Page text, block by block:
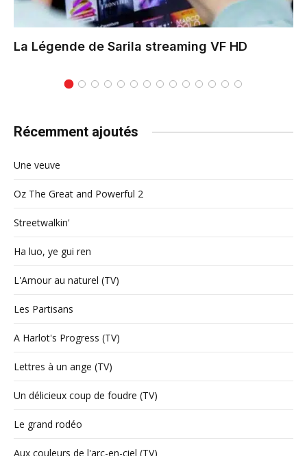
La Légende de Sarila streaming VF HD
Récemment ajoutés
Une veuve
Oz The Great and Powerful 2
Streetwalkin'
Ha luo, ye gui ren
L'Amour au naturel (TV)
Les Partisans
A Harlot's Progress (TV)
Lettres à un ange (TV)
Un délicieux coup de foudre (TV)
Le grand rodéo
Aux couleurs de l'arc-en-ciel (TV)